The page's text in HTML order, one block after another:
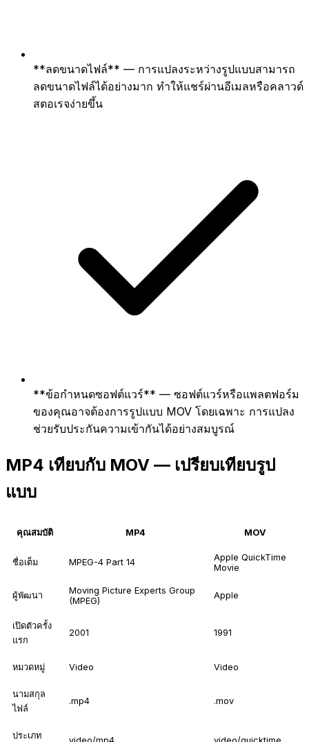
**ลดขนาดไฟล์** — การแปลงระหว่างรูปแบบสามารถ
ลดขนาดไฟล์ได้อย่างมาก ทำให้แชร์ผ่านอีเมลหรือคลาวด์
สตอเรจง่ายขึ้น
**ข้อกำหนดซอฟต์แวร์** — ซอฟต์แวร์หรือแพลตฟอร์ม
ของคุณอาจต้องการรูปแบบ MOV โดยเฉพาะ การแปลง
ช่วยรับประกันความเข้ากันได้อย่างสมบูรณ์
MP4 เทียบกับ MOV — เปรียบเทียบรูป
แบบ
คุณสมบัติ MP4 MOV
ชื่อเต็ม MPEG-4 Part 14
Apple QuickTime
Movie
ผู้พัฒนา
Moving Picture Experts Group
(MPEG)
Apple
เปิดตัวครั้ง
แรก
2001 1991
หมวดหมู่ Video Video
นามสกุล
ไฟล์
.mp4 .mov
ประเภท